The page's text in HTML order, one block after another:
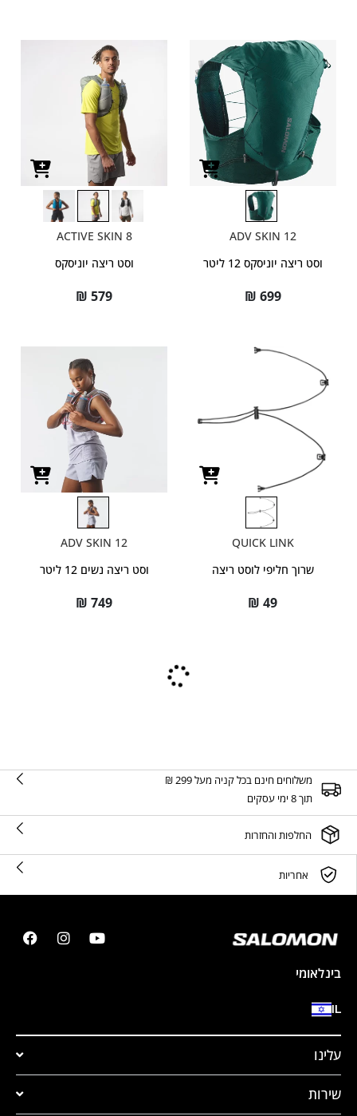
ADV SKIN 12
וסט ריצה יוניסקס 12 ליטר
₪ 699
ACTIVE SKIN 8
וסט ריצה יוניסקס
₪ 579
QUICK LINK
שרוך חליפי לוסט ריצה
₪ 49
ADV SKIN 12
וסט ריצה נשים 12 ליטר
₪ 749
משלוחים חינם בכל קניה מעל 299 ₪
תוך 8 ימי עסקים
החלפות והחזרות
אחריות
בינלאומי
IL
עלינו
שירות